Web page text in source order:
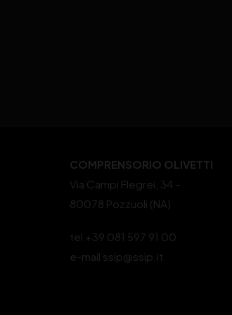
COMPRENSORIO OLIVETTI
Via Campi Flegrei, 34 –
80078 Pozzuoli (NA)
tel +39 081 597 91 00
e-mail ssip@ssip.it